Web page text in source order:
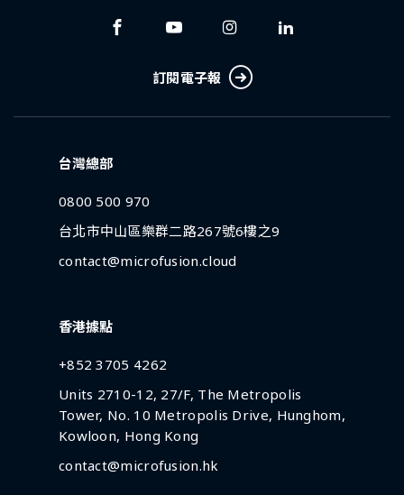
訂閱電子報
台灣總部
0800 500 970
台北市中山區樂群二路267號6樓之9
contact@microfusion.cloud
香港據點
+852 3705 4262
Units 2710-12, 27/F, The Metropolis
Tower, No. 10 Metropolis Drive, Hunghom,
Kowloon, Hong Kong
contact@microfusion.hk